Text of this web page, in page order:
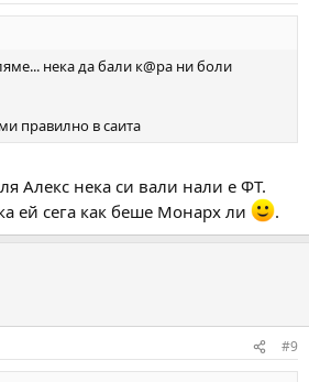
нека да бали к@ра ни боли
правилно в саита
Алекс нека си вали нали е ФТ.
ей сега как беше Монарх ли
.
#9